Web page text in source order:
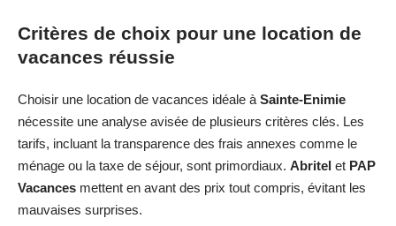
Critères de choix pour une location de
vacances réussie
Choisir une location de vacances idéale à Sainte-Enimie
nécessite une analyse avisée de plusieurs critères clés. Les
tarifs, incluant la transparence des frais annexes comme le
ménage ou la taxe de séjour, sont primordiaux. Abritel et PAP
Vacances mettent en avant des prix tout compris, évitant les
mauvaises surprises.